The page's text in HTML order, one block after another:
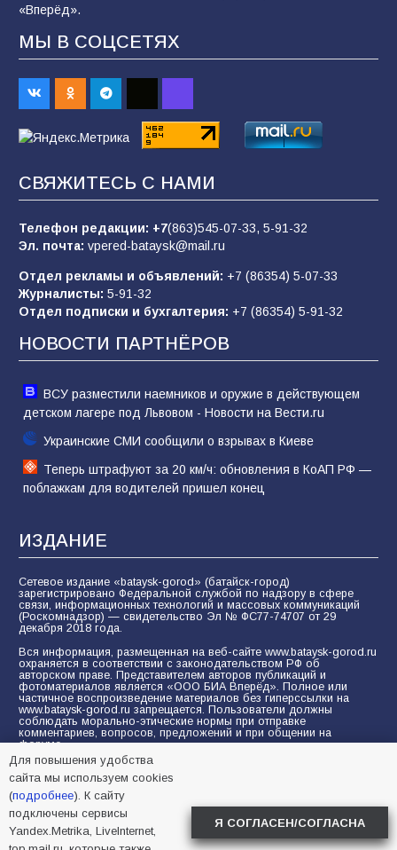
90
«Слухами Москву не возьмёшь»: почему
заявления Киева о мобилизации — это
отчаяние, а не разведка
83 02.08.2026
Командовал боем до последнего: герой
Евгений Остапенко
62 05.08.2026
Батайчане вышли в финал Всероссийского
конкурса «Большая перемена»
62 04.08.2026
«Вперёд».
МЫ В СОЦСЕТЯХ
СВЯЖИТЕСЬ С НАМИ
Телефон редакции: +7(863)545-07-33, 5-91-32
Эл. почта: vpered-bataysk@mail.ru
Отдел рекламы и объявлений: +7 (86354) 5-07-33
Журналисты: 5-91-32
Отдел подписки и бухгалтерия: +7 (86354) 5-91-32
НОВОСТИ ПАРТНЁРОВ
ВСУ разместили наемников и оружие в действующем
детском лагере под Львовом - Новости на Вести.ru
Украинские СМИ сообщили о взрывах в Киеве
Теперь штрафуют за 20 км/ч: обновления в КоАП РФ —
поблажкам для водителей пришел конец
ИЗДАНИЕ
Сетевое издание «bataysk-gorod» (батайск-город)
зарегистрировано Федеральной службой по надзору в сфере
связи, информационных технологий и массовых коммуникаций
(Роскомнадзор) — свидетельство Эл № ФС77-74707 от 29
декабря 2018 года.
Вся информация, размещенная на веб-сайте www.bataysk-gorod.ru
охраняется в соответствии с законодательством РФ об
авторском праве. Представителем авторов публикаций и
фотоматериалов является «ООО БИА Вперёд». Полное или
частичное воспроизведение материалов без гиперссылки на
www.bataysk-gorod.ru запрещается. Пользователи должны
соблюдать морально-этические нормы при отправке
комментариев, вопросов, предложений и при общении на
форуме.
Политика конфиденциальности и защиты информации
Согласие на обработку персональных данных с помощью
сервисов Yandex.Metrika, LiveInternet, top.mail.ru
© 2005-2026 БИА «ВПЕРЕД»
Для повышения удобства
сайта мы используем cookies
(подробнее). К сайту
подключены сервисы
Yandex.Metrika, LiveInternet,
Я СОГЛАСЕН/СОГЛАСНА